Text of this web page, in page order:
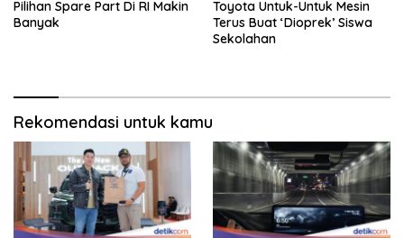
Pilihan Spare Part Di RI Makin
Banyak
Toyota Untuk-Untuk Mesin
Terus Buat ‘Dioprek’ Siswa
Sekolahan
Rekomendasi untuk kamu